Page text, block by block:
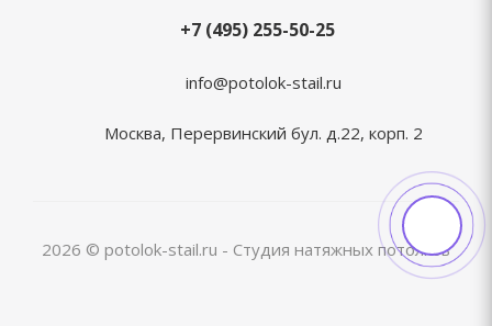
+7 (495) 255-50-25
info@potolok-stail.ru
Москва, Перервинский бул. д.22, корп. 2
2026 © potolok-stail.ru - Студия натяжных потолков